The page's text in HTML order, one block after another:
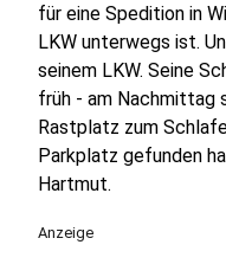
für eine Spedition in
LKW unterwegs ist.
seinem LKW. Seine
früh - am Nachmittag
Rastplatz zum
Parkplatz gefunden
Hartmut.
Anzeige